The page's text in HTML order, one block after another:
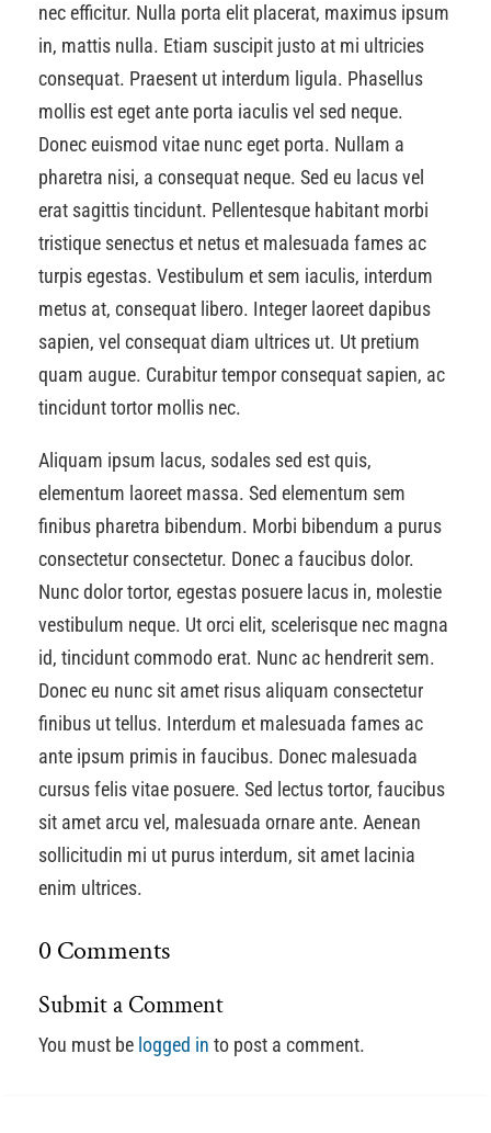
nec efficitur. Nulla porta elit placerat, maximus ipsum
in, mattis nulla. Etiam suscipit justo at mi ultricies
consequat. Praesent ut interdum ligula. Phasellus
mollis est eget ante porta iaculis vel sed neque.
Donec euismod vitae nunc eget porta. Nullam a
pharetra nisi, a consequat neque. Sed eu lacus vel
erat sagittis tincidunt. Pellentesque habitant morbi
tristique senectus et netus et malesuada fames ac
turpis egestas. Vestibulum et sem iaculis, interdum
metus at, consequat libero. Integer laoreet dapibus
sapien, vel consequat diam ultrices ut. Ut pretium
quam augue. Curabitur tempor consequat sapien, ac
tincidunt tortor mollis nec.
Aliquam ipsum lacus, sodales sed est quis,
elementum laoreet massa. Sed elementum sem
finibus pharetra bibendum. Morbi bibendum a purus
consectetur consectetur. Donec a faucibus dolor.
Nunc dolor tortor, egestas posuere lacus in, molestie
vestibulum neque. Ut orci elit, scelerisque nec magna
id, tincidunt commodo erat. Nunc ac hendrerit sem.
Donec eu nunc sit amet risus aliquam consectetur
finibus ut tellus. Interdum et malesuada fames ac
ante ipsum primis in faucibus. Donec malesuada
cursus felis vitae posuere. Sed lectus tortor, faucibus
sit amet arcu vel, malesuada ornare ante. Aenean
sollicitudin mi ut purus interdum, sit amet lacinia
enim ultrices.
0 Comments
Submit a Comment
You must be logged in to post a comment.